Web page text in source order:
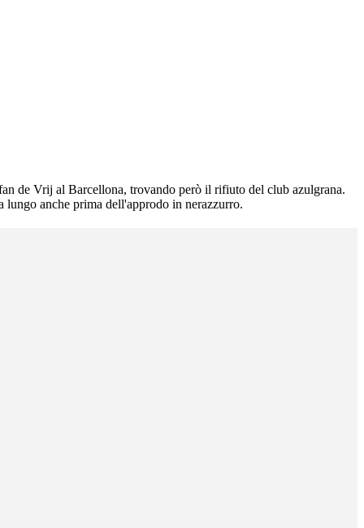
de Vrij al Barcellona, trovando però il rifiuto del club azulgrana.
lungo anche prima dell'approdo in nerazzurro.